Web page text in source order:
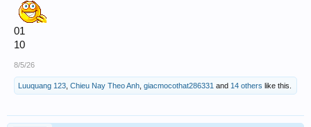
01
10
8/5/26
Luuquang 123 Chieu Nay Theo Anh giacmocothat286331 and 14 others like this.